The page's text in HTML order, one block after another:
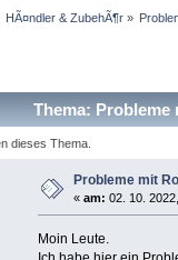
HÃ¤ndler & ZubehÃ¶r »
Thema: Probleme
dieses Thema.
Probleme mit
«am: 02. 10.
Moin Leute.